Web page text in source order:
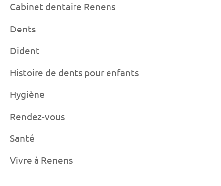
Cabinet dentaire Renens
Dents
Dident
Histoire de dents pour enfants
Hygiène
Rendez-vous
Santé
Vivre à Renens